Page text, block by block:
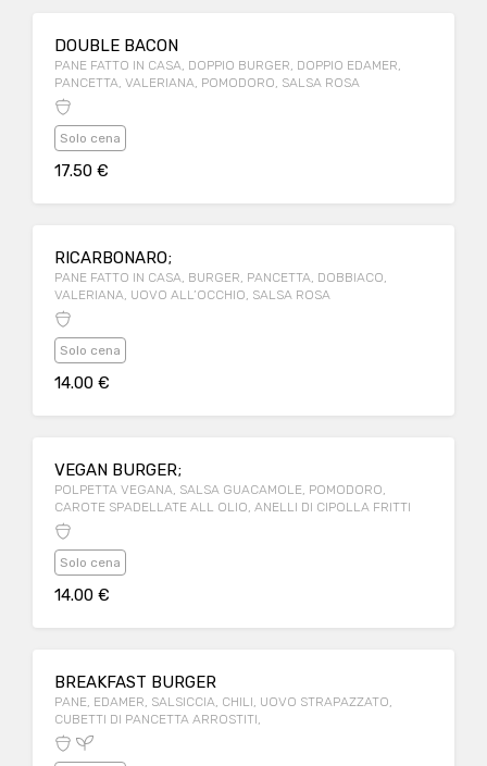
DOUBLE BACON
PANE FATTO IN CASA, DOPPIO BURGER, DOPPIO EDAMER,
PANCETTA, VALERIANA, POMODORO, SALSA ROSA
Solo cena
17.50 €
RICARBONARO;
PANE FATTO IN CASA, BURGER, PANCETTA, DOBBIACO,
VALERIANA, UOVO ALL’OCCHIO, SALSA ROSA
Solo cena
14.00 €
VEGAN BURGER;
POLPETTA VEGANA, SALSA GUACAMOLE, POMODORO,
CAROTE SPADELLATE ALL OLIO, ANELLI DI CIPOLLA FRITTI
Solo cena
14.00 €
BREAKFAST BURGER
PANE, EDAMER, SALSICCIA, CHILI, UOVO STRAPAZZATO,
CUBETTI DI PANCETTA ARROSTITI,